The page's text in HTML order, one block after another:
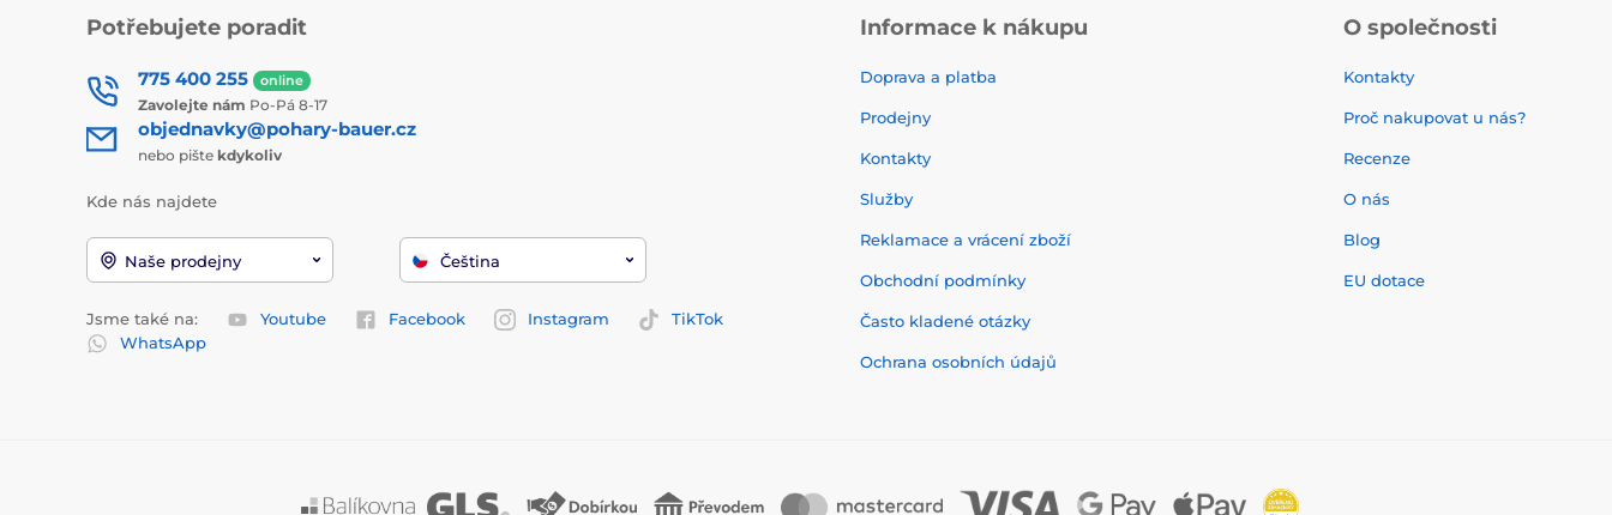
Potřebujete poradit
775 400 255 online
Zavolejte nám Po-Pá 8-17
objednavky@pohary-bauer.cz
nebo pište kdykoliv
Kde nás najdete
Naše prodejny Čeština
Jsme také na: Youtube Facebook Instagram
TikTok
WhatsApp
Informace k nákupu
Doprava a platba
Prodejny
Kontakty
Služby
Reklamace a vrácení zboží
Obchodní podmínky
Často kladené otázky
Ochrana osobních údajů
O společnosti
Kontakty
Proč nakupovat u nás?
Recenze
O nás
Blog
EU dotace